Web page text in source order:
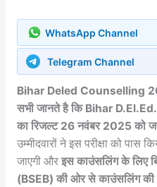
WhatsApp Channel
Telegram Channel
Bihar Deled Counselling
सभी जानते है कि Bihar
का रिजल्ट 26 नवंबर 2025 को
उम्मीदवारों ने इस परीक्षा को पास
जाएगी औरइस काउंसलिंग के लिए
(BSEB) की ओर से काउंसलिंग की